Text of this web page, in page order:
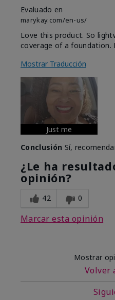
Evaluado en
marykay.com/en-us/
Love this product. So
coverage of a foundation.
Mostrar Traducción
Just me
Conclusión Sí,
¿Le ha
opinión?
42 0
Marcar esta opinión
Mostrar
Volver